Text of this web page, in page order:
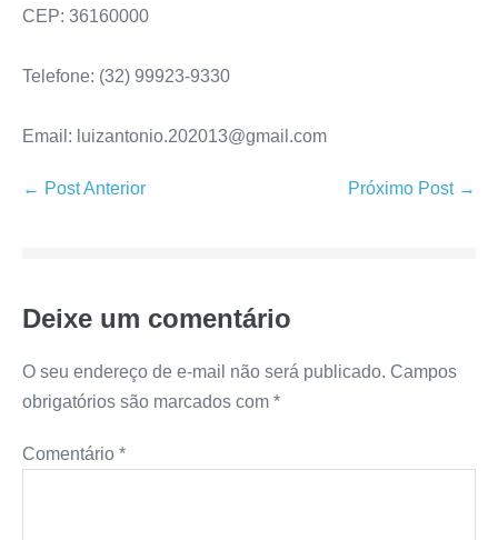
CEP: 36160000
Telefone: (32) 99923-9330
Email: luizantonio.202013@gmail.com
← Post Anterior Próximo Post →
Deixe um comentário
O seu endereço de e-mail não será publicado. Campos
obrigatórios são marcados com *
Comentário *